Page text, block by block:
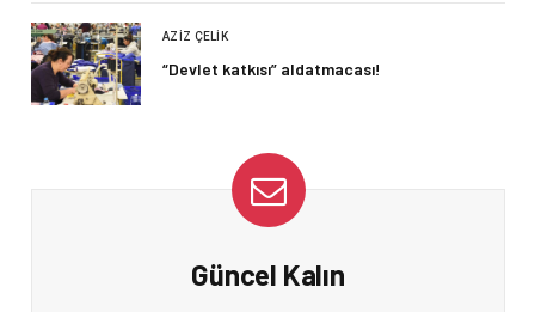
AZIZ ÇELIK
“Devlet katkısı” aldatmacası!
Güncel Kalın